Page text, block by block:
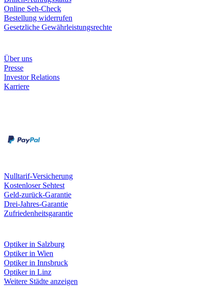
Online Seh-Check
Bestellung widerrufen
Gesetzliche Gewährleistungsrechte
Über uns
Presse
Investor Relations
Karriere
Nulltarif-Versicherung
Kostenloser Sehtest
Geld-zurück-Garantie
Drei-Jahres-Garantie
Zufriedenheitsgarantie
Optiker in Salzburg
Optiker in Wien
Optiker in Innsbruck
Optiker in Linz
Weitere Städte anzeigen